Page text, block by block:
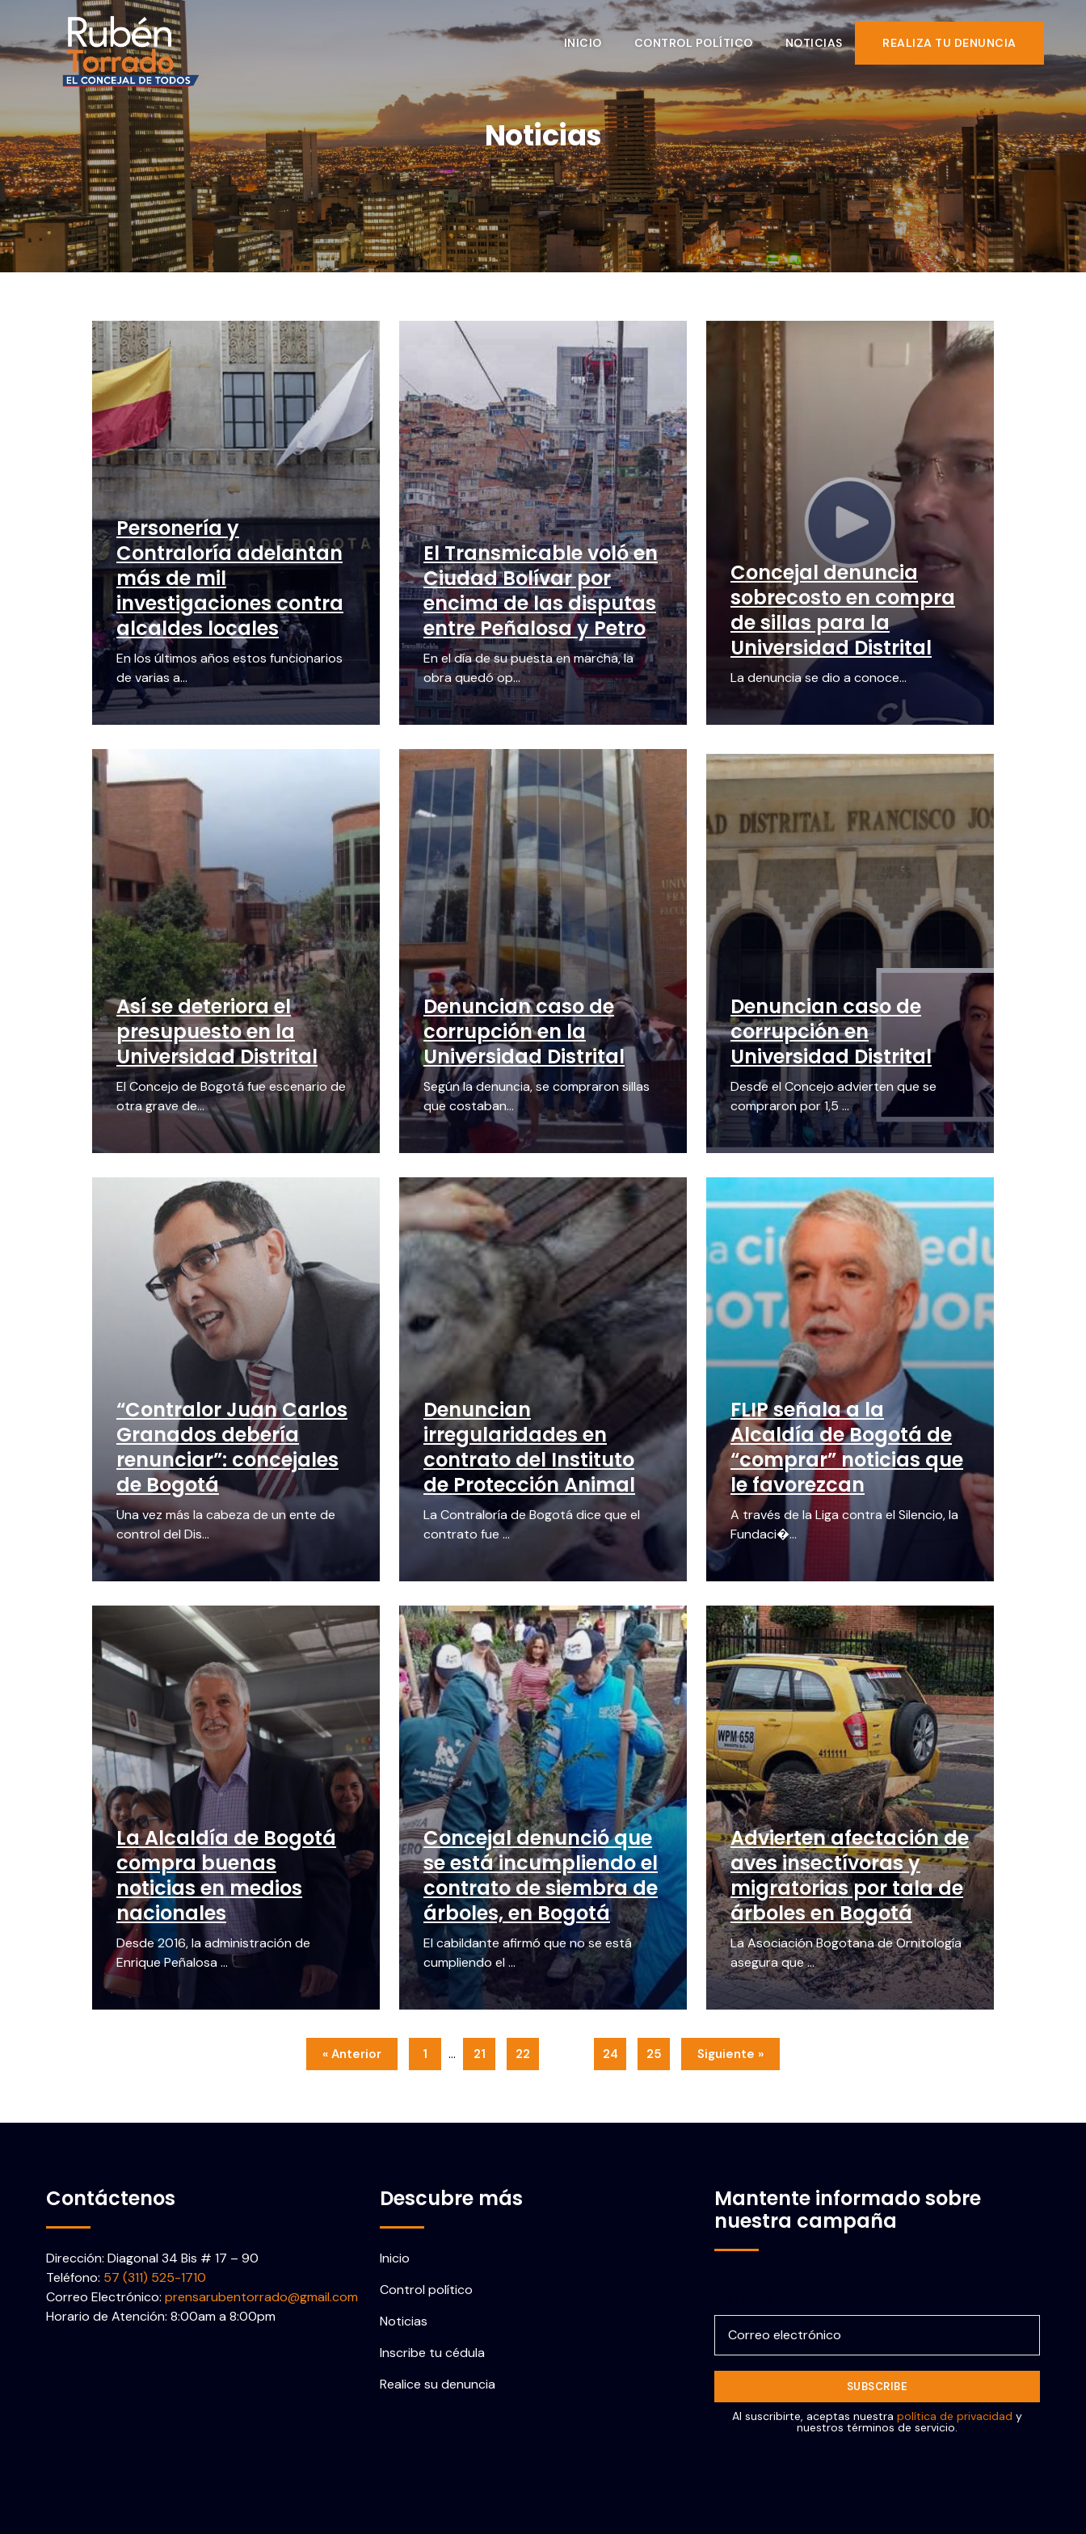
INICIO CONTROL POLÍTICO NOTICIAS REALIZA TU DENUNCIA
Noticias
Personería y
Contraloría adelantan
más de mil
investigaciones contra
alcaldes locales
En los últimos años estos funcionarios
de varias a...
El Transmicable voló en
Ciudad Bolívar por
encima de las disputas
entre Peñalosa y Petro
En el día de su puesta en marcha, la
obra quedó op...
Concejal denuncia
sobrecosto en compra
de sillas para la
Universidad Distrital
La denuncia se dio a conoce...
Así se deteriora el
presupuesto en la
Universidad Distrital
El Concejo de Bogotá fue escenario de
otra grave de...
Denuncian caso de
corrupción en la
Universidad Distrital
Según la denuncia, se compraron sillas
que costaban...
Denuncian caso de
corrupción en
Universidad Distrital
Desde el Concejo advierten que se
compraron por 1,5 ...
“Contralor Juan Carlos
Granados debería
renunciar”: concejales
de Bogotá
Una vez más la cabeza de un ente de
control del Dis...
Denuncian
irregularidades en
contrato del Instituto
de Protección Animal
La Contraloría de Bogotá dice que el
contrato fue ...
FLIP señala a la
Alcaldía de Bogotá de
“comprar” noticias que
le favorezcan
A través de la Liga contra el Silencio, la
Fundaci�...
La Alcaldía de Bogotá
compra buenas
noticias en medios
nacionales
Desde 2016, la administración de
Enrique Peñalosa ...
Concejal denunció que
se está incumpliendo el
contrato de siembra de
árboles, en Bogotá
El cabildante afirmó que no se está
cumpliendo el ...
Advierten afectación de
aves insectívoras y
migratorias por tala de
árboles en Bogotá
La Asociación Bogotana de Ornitología
asegura que ...
« Anterior 1 … 21 22 24 25 Siguiente »
Contáctenos
Dirección: Diagonal 34 Bis # 17 – 90
Teléfono: 57 (311) 525-1710
Correo Electrónico: prensarubentorrado@gmail.com
Horario de Atención: 8:00am a 8:00pm
Descubre más
Inicio
Control político
Noticias
Inscribe tu cédula
Realice su denuncia
Mantente informado sobre
nuestra campaña
Al suscribirte, aceptas nuestra política de privacidad y
nuestros términos de servicio.